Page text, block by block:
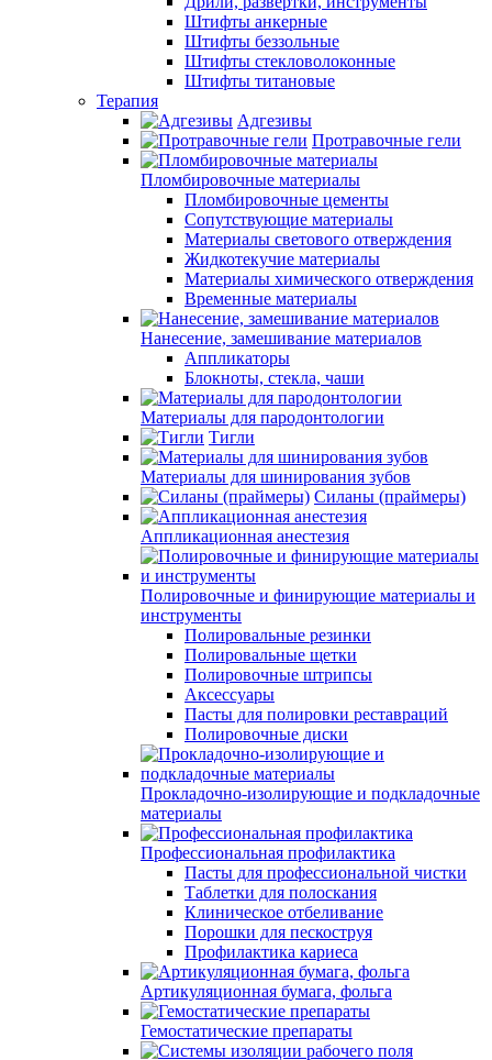
Штифты анкерные
Штифты беззольные
Штифты стекловолоконные
Штифты титановые
Терапия
Адгезивы
Протравочные гели
Пломбировочные материалы
Пломбировочные цементы
Сопутствующие материалы
Материалы светового отверждения
Жидкотекучие материалы
Материалы химического отверждения
Временные материалы
Нанесение, замешивание материалов
Аппликаторы
Блокноты, стекла, чаши
Материалы для пародонтологии
Тигли
Материалы для шинирования зубов
Силаны (праймеры)
Аппликационная анестезия
Полировочные и финирующие материалы и
инструменты
Полировальные резинки
Полировальные щетки
Полировочные штрипсы
Аксессуары
Пасты для полировки реставраций
Полировочные диски
Прокладочно-изолирующие и подкладочные
материалы
Профессиональная профилактика
Пасты для профессиональной чистки
Таблетки для полоскания
Клиническое отбеливание
Порошки для пескоструя
Профилактика кариеса
Артикуляционная бумага, фольга
Гемостатические препараты